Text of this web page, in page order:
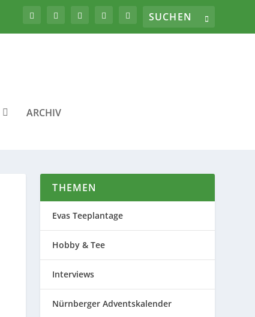
ARCHIV
THEMEN
Evas Teeplantage
Hobby & Tee
Interviews
Nürnberger Adventskalender